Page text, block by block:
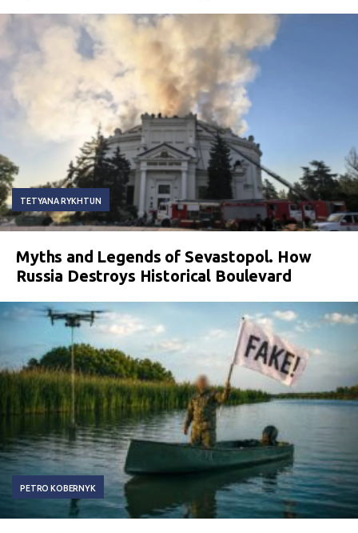
TETYANA RYKHTUN
Myths and Legends of Sevastopol. How
Russia Destroys Historical Boulevard
PETRO KOBERNYK